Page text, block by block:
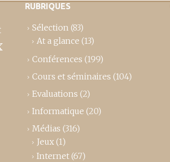
RUBRIQUES
Sélection (83)
At a glance (13)
Conférences (199)
Cours et séminaires (104)
Evaluations (2)
Informatique (20)
Médias (316)
Jeux (1)
Internet (67)